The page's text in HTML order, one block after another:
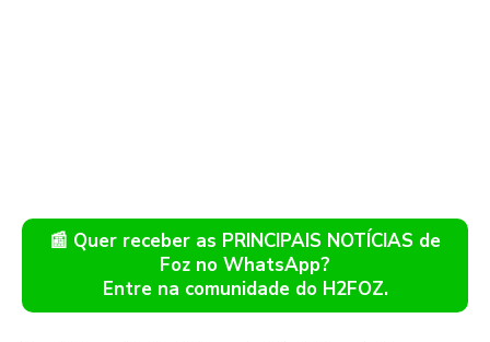
📰 Quer receber as PRINCIPAIS NOTÍCIAS de
Foz no WhatsApp?
Entre na comunidade do H2FOZ.